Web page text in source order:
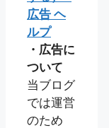
広告 ヘ
ルプ
・広告に
ついて
当ブログ
では運営
のため